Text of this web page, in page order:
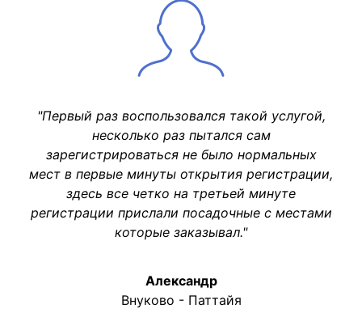
"Первый раз воспользовался такой услугой,
несколько раз пытался сам
зарегистрироваться не было нормальных
мест в первые минуты открытия регистрации,
здесь все четко на третьей минуте
регистрации прислали посадочные с местами
которые заказывал."
Александр
Внуково - Паттайя